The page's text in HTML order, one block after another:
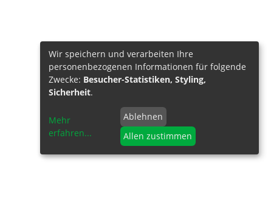
Wir speichern und verarbeiten Ihre
personenbezogenen Informationen für folgende
Zwecke: Besucher-Statistiken, Styling,
Sicherheit.
Mehr
erfahren...
Ablehnen
Allen zustimmen